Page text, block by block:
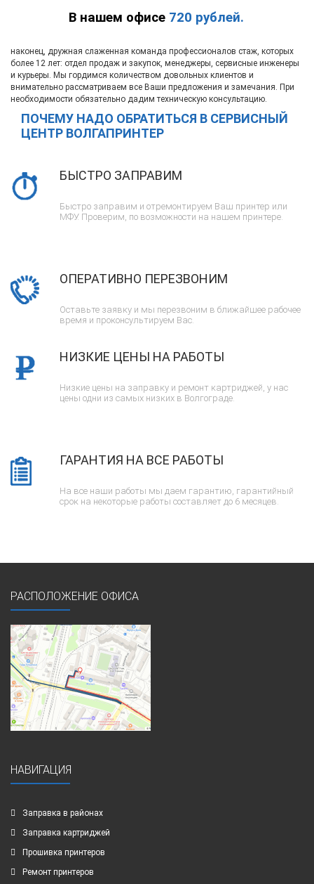
В нашем офисе 720 рублей.
наконец, дружная слаженная команда профессионалов стаж, которых
более 12 лет: отдел продаж и закупок, менеджеры, сервисные инженеры
и курьеры. Мы гордимся количеством довольных клиентов и
внимательно рассматриваем все Ваши предложения и замечания. При
необходимости обязательно дадим техническую консультацию.
ПОЧЕМУ НАДО ОБРАТИТЬСЯ В СЕРВИСНЫЙ
ЦЕНТР ВОЛГАПРИНТЕР
БЫСТРО ЗАПРАВИМ
Быстро заправим и отремонтируем Ваш принтер или
МФУ. Проверим, по возможности на нашем принтере.
ОПЕРАТИВНО ПЕРЕЗВОНИМ
Оставьте заявку и мы перезвоним в ближайшее рабочее
время и проконсультируем Вас.
НИЗКИЕ ЦЕНЫ НА РАБОТЫ
Низкие цены на заправку и ремонт картриджей, у нас
цены одни из самых низких в Волгограде.
ГАРАНТИЯ НА ВСЕ РАБОТЫ
На все наши работы мы даем гарантию, гарантийный
срок на некоторые работы составляет до 6 месяцев.
РАСПОЛОЖЕНИЕ ОФИСА
НАВИГАЦИЯ
Заправка в районах
Заправка картриджей
Прошивка принтеров
Ремонт принтеров